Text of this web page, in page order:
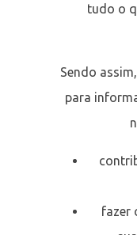
tudo o
Sendo
para
fazer